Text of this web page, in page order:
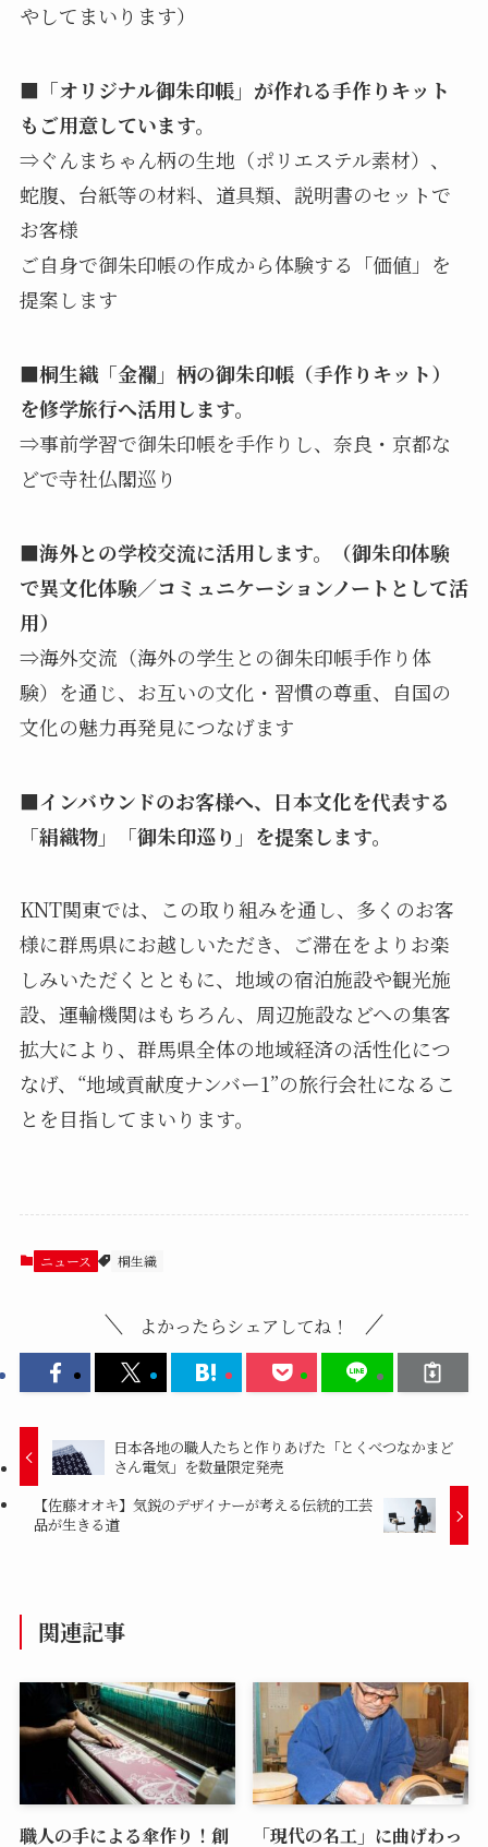
やしてまいります）
■「オリジナル御朱印帳」が作れる手作りキット
もご用意しています。
⇒ぐんまちゃん柄の生地（ポリエステル素材）、
蛇腹、台紙等の材料、道具類、説明書のセットで
お客様
ご自身で御朱印帳の作成から体験する「価値」を
提案します
■桐生織「金襴」柄の御朱印帳（手作りキット）
を修学旅行へ活用します。
⇒事前学習で御朱印帳を手作りし、奈良・京都な
どで寺社仏閣巡り
■海外との学校交流に活用します。（御朱印体験
で異文化体験／コミュニケーションノートとして活
用）
⇒海外交流（海外の学生との御朱印帳手作り体
験）を通じ、お互いの文化・習慣の尊重、自国の
文化の魅力再発見につなげます
■インバウンドのお客様へ、日本文化を代表する
「絹織物」「御朱印巡り」を提案します。
KNT関東では、この取り組みを通し、多くのお客
様に群馬県にお越しいただき、ご滞在をよりお楽
しみいただくとともに、地域の宿泊施設や観光施
設、運輸機関はもちろん、周辺施設などへの集客
拡大により、群馬県全体の地域経済の活性化につ
なげ、“地域貢献度ナンバー1”の旅行会社になるこ
とを目指してまいります。
ニュース 桐生織
よかったらシェアしてね！
日本各地の職人たちと作りあげた「とくべつなかまど
さん電気」を数量限定発売
【佐藤オオキ】気鋭のデザイナーが考える伝統的工芸
品が生きる道
関連記事
職人の手による傘作り！創 「現代の名工」に曲げわっ